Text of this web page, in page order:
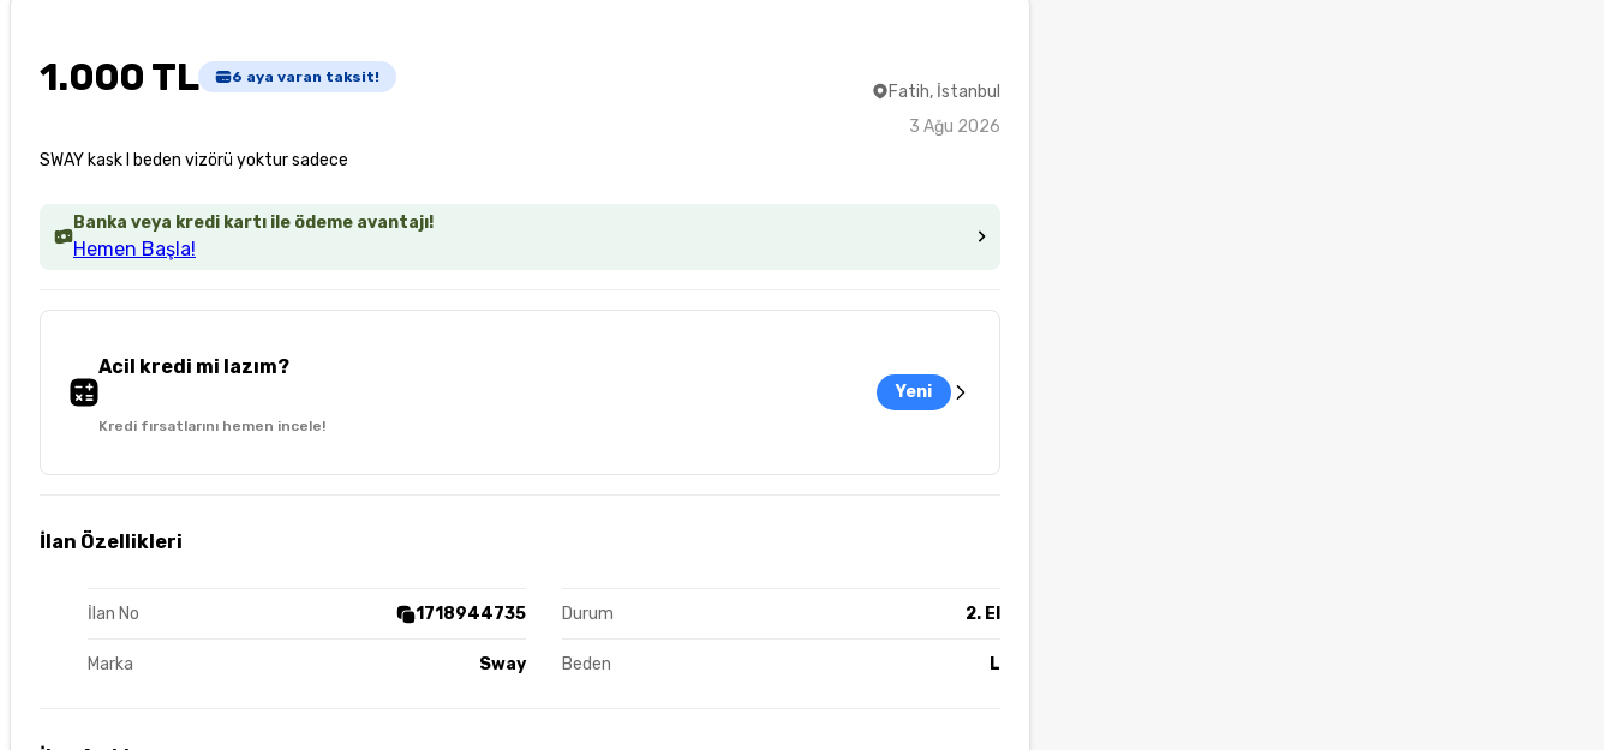
1.000 TL 6 aya varan taksit!
SWAY kask l beden vizörü yoktur sadece
Fatih, İstanbul
3 Ağu 2026
Banka veya kredi kartı ile ödeme avantajı!
Hemen Başla!
Acil kredi mi lazım?
Kredi fırsatlarını hemen incele!
Yeni
İlan Özellikleri
İlan No 1718944735 Durum 2. El
Marka Sway Beden L